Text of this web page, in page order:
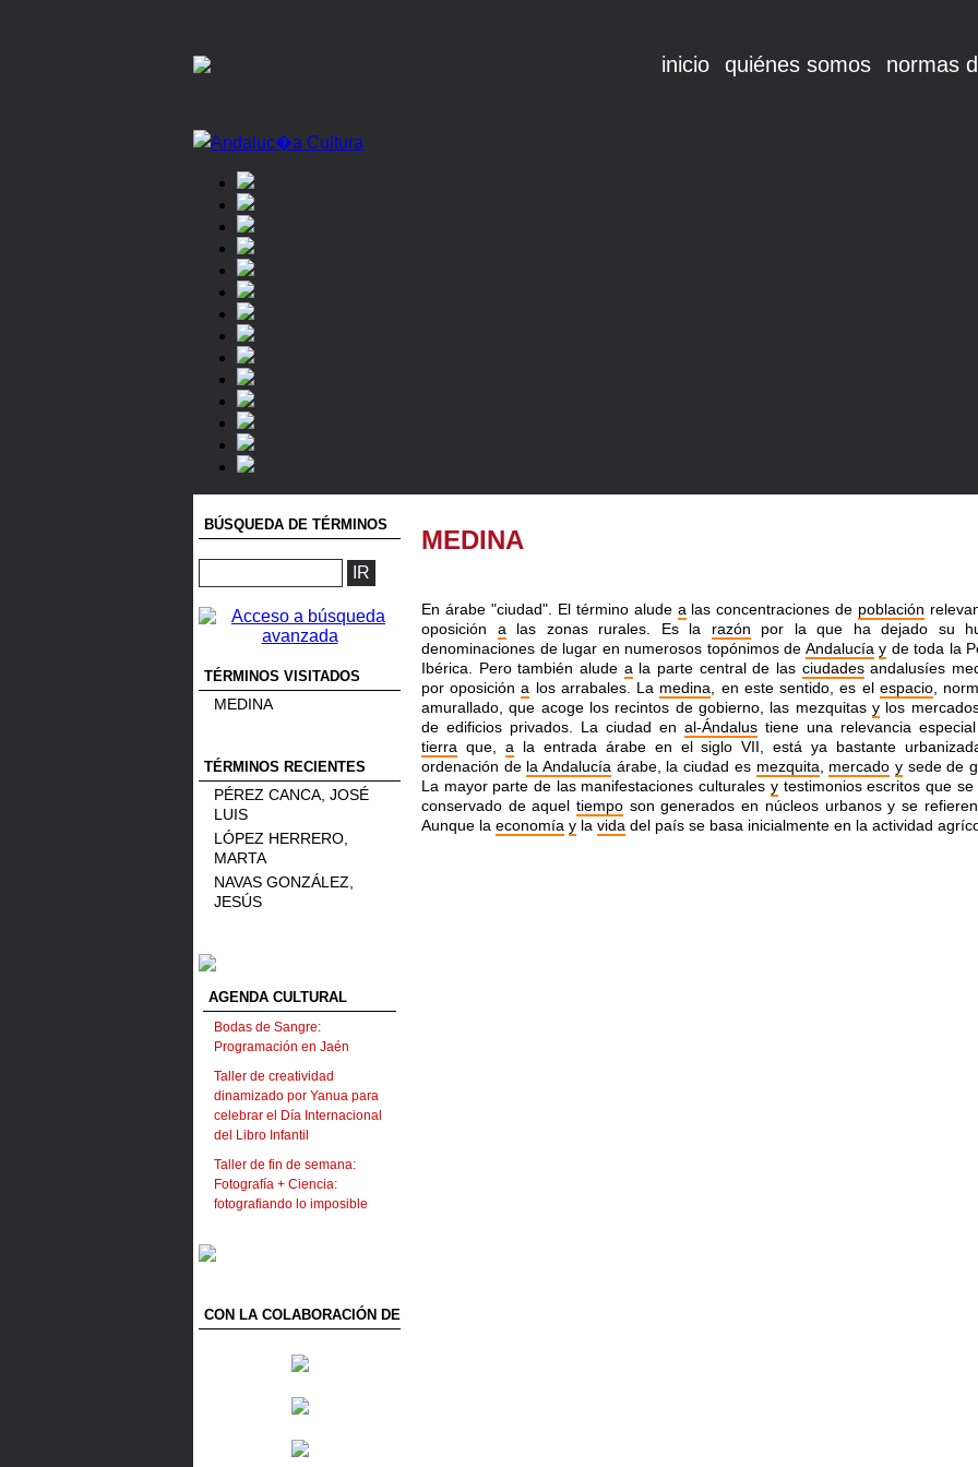
inicio quiénes somos normas
BÚSQUEDA DE TÉRMINOS
TÉRMINOS VISITADOS
MEDINA
TÉRMINOS RECIENTES
PÉREZ CANCA, JOSÉ
LUIS
LÓPEZ HERRERO,
MARTA
NAVAS GONZÁLEZ,
JESÚS
AGENDA CULTURAL
Bodas de Sangre:
Programación en Jaén
Taller de creatividad
dinamizado por Yanua para
celebrar el Día Internacional
del Libro Infantil
Taller de fin de semana:
Fotografía + Ciencia:
fotografiando lo imposible
CON LA COLABORACIÓN DE
MEDINA
En árabe "ciudad". El término alude a las concentraciones de población
oposición a las zonas rurales. Es la razón por la que ha dejado su
denominaciones de lugar en numerosos topónimos de Andalucía y de toda la
Ibérica. Pero también alude a la parte central de las ciudadesandalusíes
por oposicióna los arrabales. La medina , en este sentido, es el espacio,
amurallado, que acoge los recintos de gobierno, las mezquitas y los
de edificios privados. La ciudad en al-Ándalus tiene una relevancia
tierra que, a la entrada árabe en el siglo VII, está ya bastante
ordenación de la Andalucía árabe, la ciudad es mezquita mercado ysede de
La mayor parte de las manifestaciones culturales ytestimonios escritos que se
conservado de aqueltiempo son generados en núcleos urbanos y se
Aunque la economía y la vida del país se basa inicialmente en la actividad